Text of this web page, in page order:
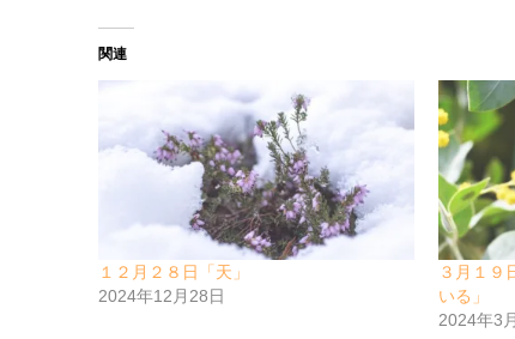
関連
１２月２８日「天」
2024年12月28日
３月１９
いる」
2024年3